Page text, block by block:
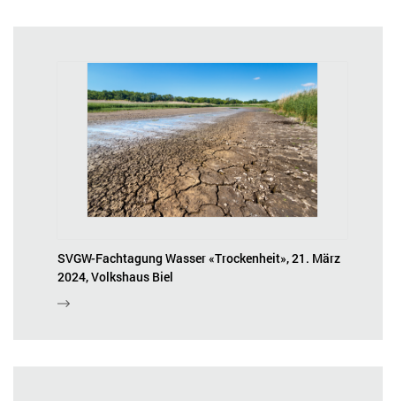
SVGW-Fachtagung Wasser «Trockenheit», 21. März
2024, Volkshaus Biel